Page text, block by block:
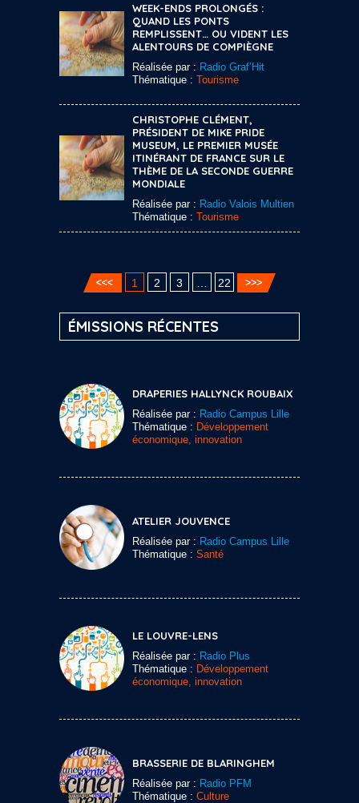
WEEK-ENDS PROLONGÉS :
QUAND LES PONTS
REMPLISSENT… OU VIDENT LES
ALENTOURS DE COMPIÈGNE
Réalisée par : Radio Graf’Hit
Thématique : Tourisme
CHRISTOPHE CLÉMENT,
PRÉSIDENT DE MIKE PRIDE
MUSEUM, LE PREMIER MUSÉE
ITINÉRANT DE FRANCE SUR LE
THÈME DE LA SECONDE GUERRE
MONDIALE
Réalisée par : Radio Valois Multien
Thématique : Tourisme
1 2 3 22
ÉMISSIONS RÉCENTES
DRAPERIES HALLYNCK ROUBAIX
Réalisée par : Radio Campus Lille
Thématique : Développement
économique, innovation
ATELIER JOUVENCE
Réalisée par : Radio Campus Lille
Thématique : Santé
LE LOUVRE-LENS
Réalisée par : Radio Plus
Thématique : Développement
économique, innovation
BRASSERIE DE BLARINGHEM
Réalisée par : Radio PFM
Thématique : Culture